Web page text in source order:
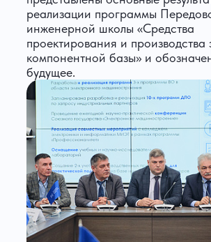
реализации программы
инженерной школы «Средства
проектирования и производства
компонентной базы» и
будущее.